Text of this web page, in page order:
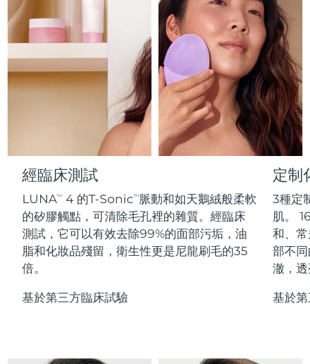
經臨床測試
LUNATM 4 的T-SonicTM脈動和如天鵝絨般柔軟
的矽膠觸點，可清除毛孔裡的雜質。經臨床
測試，它可以有效去除99%的面部污垢，油
脂和化妝品殘留，衛生性更是尼龍刷毛的35
倍。
基於第三方臨床試驗
定制
3種定
肌。
和、
部不
澈，
基於
FAQ™護膚品
All FAQ™ skincare
FAQ™產品
All anti-aging treatments
FAQ™護膚品
All FAQ™ skincare
FAQ™產品
All LED treatments
FAQ™產品
All hair treatments
FAQ™ skincare
All FAQ™ skincare
FAQ™ products
All toning treatments
脫毛
PEACH™ 2 Pro Max
Professional IPL hair removal device
PEACH™ 2
IPL hair removal
PEACH™ 2 go
Travel-friendly IPL hair removal
PEACH™ Cooling Prep Gel
身體護理
BEAR™ 2 body
Microcurrent body toning
LUNA™ 4 body
Massaging body brush
SUPERCHARGED™ serum
Firming body serum
ESPADA™ 2 plus
Recurring acne LED therapy
ESPADA™ 2
Acne treatment device
ESPADA™ Blemish Solution
眼部護理
BEAR™ 2 eyes & lips
Microcurrent line smoothing device
IRIS™ 2
Rejuvenating eye massager
眼部護膚
毛孔護理
KIWI™ derma
Diamond microdermabrasion .
Blackhead remover
LUNA™ 4 hair
2-in-1 LED scalp massager
LED light hairbrush
牙齒美白
NEW
issa™ Teeth Whitening Set
Dual LED + sonic device & 18% PAP gel
issa™ Teeth Whitening Gel
更多的
法國 預計送達日期 8/9/26
法屬玻里尼西亞 預計送達日期 8/13/26
德國 預計送達日期 8/9/26
預計送達日期8/13/26
預計送達日期 8/9/26
中國香港特別行政區 8/10/26
匈牙利 預計送達日期 8/9/26
冰島 預計送達日期 8/10/26
印尼 8/7/26
愛爾蘭 8/9/26